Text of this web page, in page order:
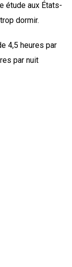
étude aux États-
dormir.
4,5 heures par
par nuit